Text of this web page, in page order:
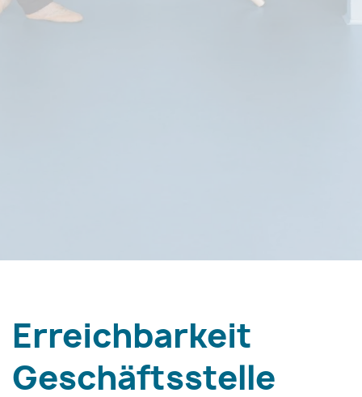
Erreichbarkeit
Geschäftsstelle